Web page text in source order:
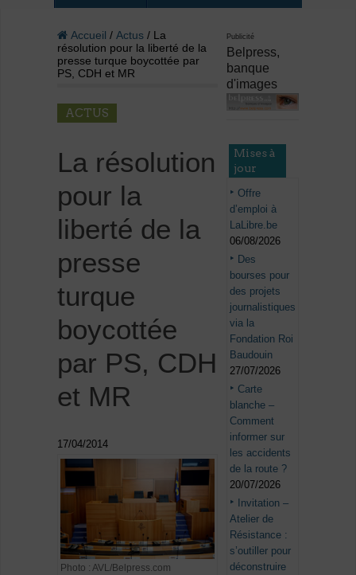
Accueil / Actus/ La
résolution pour la liberté de la
presse turque boycottée par
PS, CDH et MR
ACTUS
La résolution
pour la
liberté de la
presse
turque
boycottée
par PS, CDH
et MR
17/04/2014
Photo : AVL/Belpress.com
Publicité
Belpress,
banque
d'images
Mises à
jour
Offre
d’emploi à
LaLibre.be
06/08/2026
Des
bourses pour
des projets
journalistiques
via la
Fondation Roi
Baudouin
27/07/2026
Carte
blanche –
Comment
informer sur
les accidents
de la route ?
20/07/2026
Invitation –
Atelier de
Résistance :
s’outiller pour
déconstruire